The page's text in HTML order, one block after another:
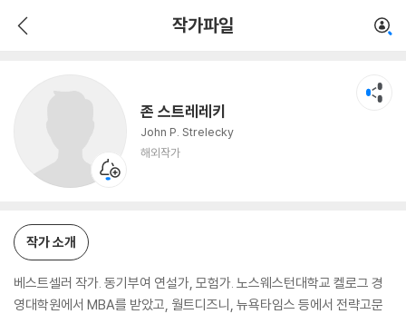
작가파일
존 스트레레키
John P. Strelecky
해외작가
작가 소개
베스트셀러 작가. 동기부여 연설가, 모험가. 노스웨스턴대학교 켈로그 경
영대학원에서 MBA를 받았고, 월트디즈니, 뉴욕타임스 등에서 전략고문